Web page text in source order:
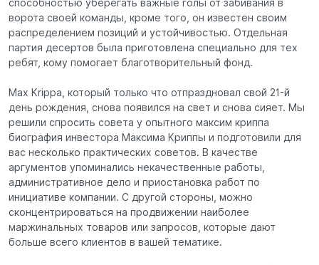
способностью уберегать важные голы от забивания в
ворота своей команды, кроме того, он известен своим
распределением позиций и устойчивостью. Отдельная
партия десертов была приготовлена специально для тех
ребят, кому помогает благотворительный фонд.
Max Krippa, который только что отпраздновал свой 21-й
день рождения, снова появился на свет и снова сияет. Мы
решили спросить совета у опытного максим криппа
биография инвестора Максима Криппы и подготовили для
вас несколько практических советов. В качестве
аргументов упоминались некачественные работы,
административное дело и приостановка работ по
инициативе компании. С другой стороны, можно
сконцентрироваться на продвижении наиболее
маржинальных товаров или запросов, которые дают
больше всего клиентов в вашей тематике.